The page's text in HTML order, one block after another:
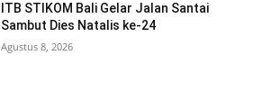
ITB STIKOM Bali Gelar Jalan Santai
Sambut Dies Natalis ke-24
Agustus 8, 2026